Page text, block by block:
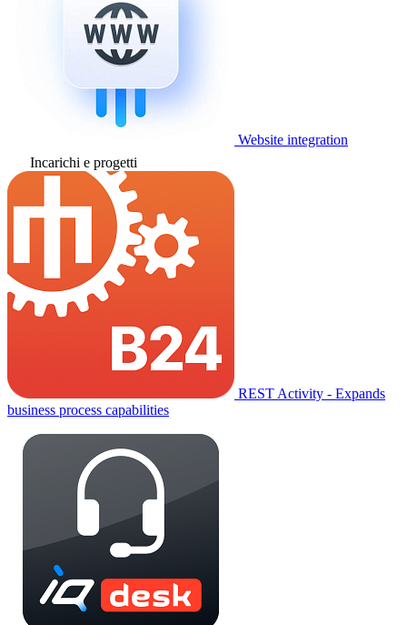
Website integration
Incarichi e progetti
REST Activity - Expands
business process capabilities